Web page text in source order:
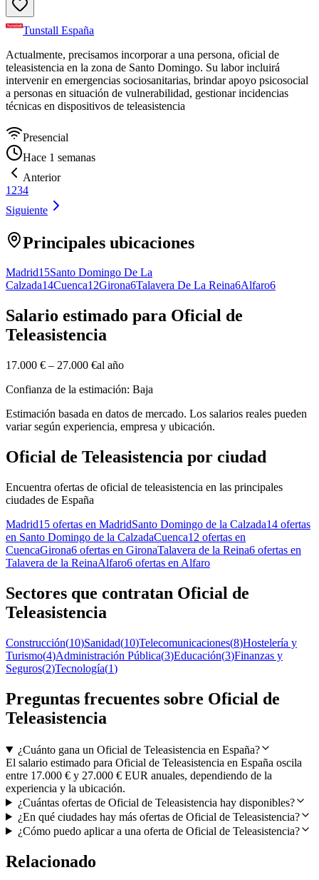
Tunstall España
Actualmente, precisamos incorporar a una persona, oficial de
teleasistencia en la zona de Santo Domingo. Su labor incluirá
intervenir en emergencias sociosanitarias, brindar apoyo psicosocial
a personas en situación de vulnerabilidad, gestionar incidencias
técnicas en dispositivos de teleasistencia
Presencial
Hace 1 semanas
Anterior
1 234
Siguiente
Principales ubicaciones
Madrid15Santo Domingo De La
Calzada14Cuenca12Girona6Talavera De La Reina6Alfaro6
Salario estimado para Oficial de
Teleasistencia
17.000 € – 27.000 €al año
Confianza de la estimación: Baja
Estimación basada en datos de mercado. Los salarios reales pueden
variar según experiencia, empresa y ubicación.
Oficial de Teleasistencia por ciudad
Encuentra ofertas de oficial de teleasistencia en las principales
ciudades de España
Madrid15 ofertas en MadridSanto Domingo de la Calzada14 ofertas
en Santo Domingo de la CalzadaCuenca12 ofertas en
CuencaGirona6 ofertas en GironaTalavera de la Reina6 ofertas en
Talavera de la ReinaAlfaro6 ofertas en Alfaro
Sectores que contratan Oficial de
Teleasistencia
Construcción(10)Sanidad(10)Telecomunicaciones(8)Hostelería y
Turismo(4)Administración Pública(3)Educación(3)Finanzas y
Seguros(2)Tecnología(1)
Preguntas frecuentes sobre Oficial de
Teleasistencia
¿Cuánto gana un Oficial de Teleasistencia en España?
El salario estimado para Oficial de Teleasistencia en España oscila
entre 17.000 € y 27.000 € EUR anuales, dependiendo de la
experiencia y la ubicación.
¿Cuántas ofertas de Oficial de Teleasistencia hay disponibles?
¿En qué ciudades hay más ofertas de Oficial de Teleasistencia?
¿Cómo puedo aplicar a una oferta de Oficial de Teleasistencia?
Relacionado